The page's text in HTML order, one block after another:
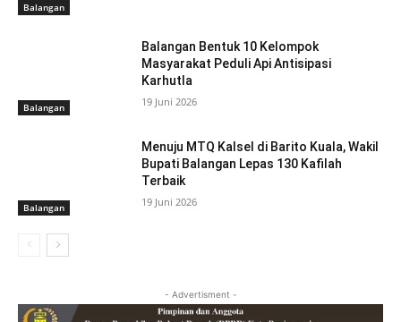
Balangan
Balangan
Balangan Bentuk 10 Kelompok
Masyarakat Peduli Api Antisipasi
Karhutla
19 Juni 2026
Balangan
Menuju MTQ Kalsel di Barito Kuala, Wakil
Bupati Balangan Lepas 130 Kafilah
Terbaik
19 Juni 2026
- Advertisment -